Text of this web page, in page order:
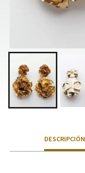
DESCRIPCIÓN